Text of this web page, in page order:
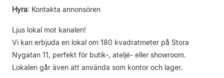
Hyra: Kontakta annonsören
Ljus lokal mot kanalen!
Vi kan erbjuda en lokal om 180 kvadratmeter på Stora
Nygatan 11, perfekt för butik-, ateljé- eller showroom.
Lokalen går även att använda som kontor och lager.